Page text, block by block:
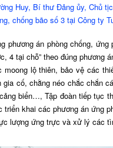
Huy, Bí thư Đảng ủy, Chủ
chống bão số 3 tại Công ty
phương án phòng chống,
4 tại chỗ” theo đúng phương
lộ thiên, bảo vệ các
cố, chằng néo chắc chắn
biển…, Tập đoàn tiếp tục
khai các phương án ứng
lượng ứng trực và xử lý các